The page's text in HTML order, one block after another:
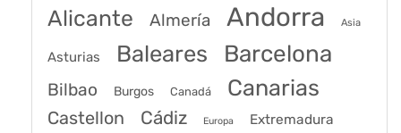
Alicante Almería Andorra Asia
Asturias Baleares Barcelona
Bilbao Burgos Canadá Canarias
Castellon Cádiz Europa Extremadura